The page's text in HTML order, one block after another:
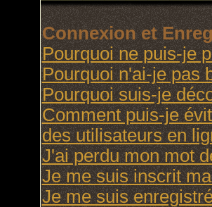
Connexion et
Pourquoi ne puis-je
Pourquoi n'ai-je pas
Pourquoi suis-je
Comment puis-je
des utilisateurs en
J'ai perdu mon mot
Je me suis inscrit
Je me suis